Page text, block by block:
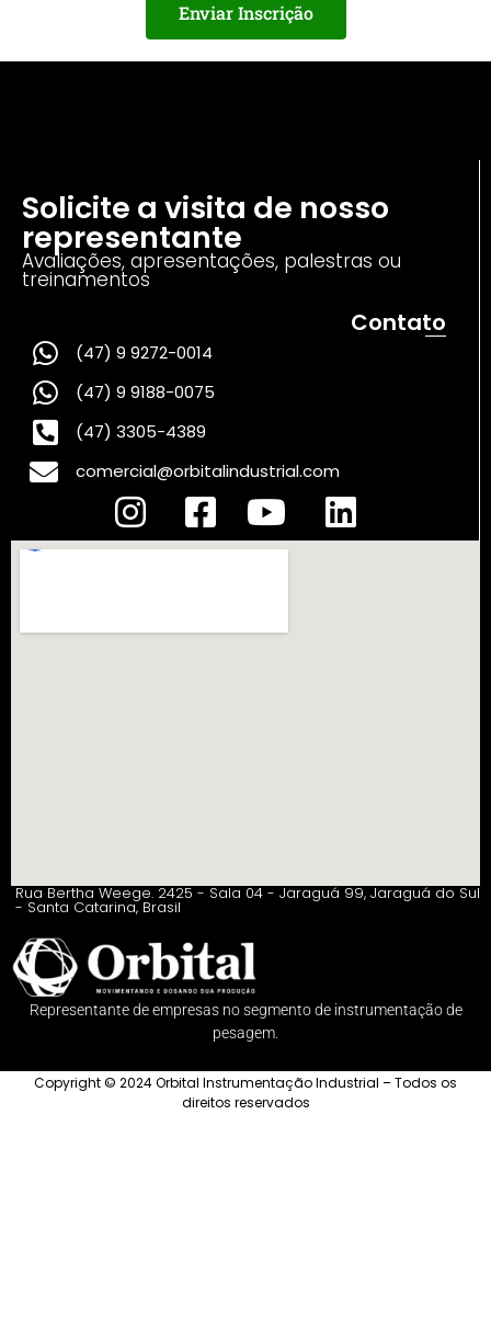
Enviar Inscrição
Solicite a visita de nosso
representante
Avaliações, apresentações, palestras ou
treinamentos
Contato
(47) 9 9272-0014
(47) 9 9188-0075
(47) 3305-4389
comercial@orbitalindustrial.com
Rua Bertha Weege. 2425 - Sala 04 - Jaraguá 99, Jaraguá do Sul
- Santa Catarina, Brasil
Representante de empresas no segmento de instrumentação de
pesagem.
Copyright © 2024 Orbital Instrumentação Industrial – Todos os
direitos reservados